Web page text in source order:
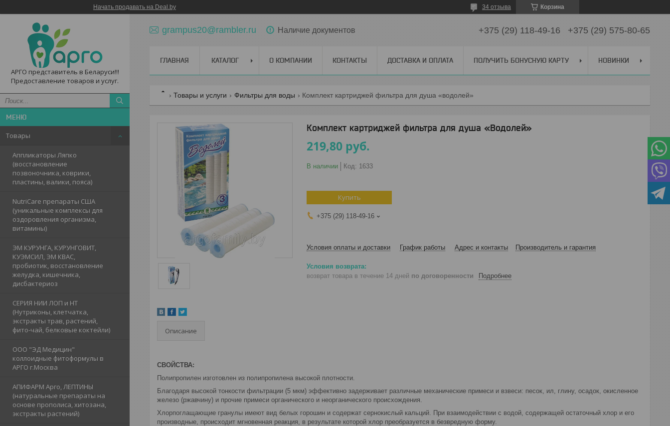
Начать продавать на Deal.by Корзина
34 отзыва
АРГО представитель в Беларуси!!!
Предоставление товаров и услуг.
Товары
Аппликаторы Ляпко
(восстановление
позвоночника, коврики,
пластины, валики, пояса)
NutriCare препараты США
(уникальные комплексы для
оздоровления организма,
витамины)
ЭМ КУРУНГА, КУРУНГОВИТ,
КУЭМСИЛ, ЭМ КВАС,
пробиотик, восстановление
желудка, кишечника,
дисбактериоз
СЕРИЯ НИИ ЛОП и НТ
(Нутриконы, клетчатка,
экстракты трав, растений,
фито-чай, белковые коктейли)
ООО "ЭД Медицин"
коллоидные фитоформулы в
АРГО г.Москва
АПИФАРМ Арго, ЛЕПТИНЫ
(натуральные препараты на
основе прополиса, хитозана,
экстракты растений)
grampus20@rambler.ru Наличие документов +375 (29) 118-49-16 +375 (29) 575-80-65
ГЛАВНАЯ КАТАЛОГ О КОМПАНИИ КОНТАКТЫ ДОСТАВКА И ОПЛАТА ПОЛУЧИТЬ БОНУСНУЮ КАРТУ НОВИНКИ
Товары и услуги Фильтры для воды Комплект картриджей фильтра для душа «водолей»
Комплект картриджей фильтра для душа «Водолей»
219,80 руб.
В наличии Код: 1633
Купить
+375 (29) 118-49-16
Условия оплаты и доставки График работы Адрес и контакты Производитель и гарантия
возврат товара в течение 14 дней по договоренности Подробнее
Описание
СВОЙСТВА:
Полипропилен изготовлен из полипропилена высокой плотности.
Благодаря высокой тонкости фильтрации (5 мкм) эффективно задерживает различные механические примеси и взвеси: песок, ил, глину, осадок, окисленное
железо (ржавчину) и прочие примеси органического и неорганического происхождения.
Хлорпоглащающие гранулы имеют вид белых горошин и содержат сернокислый кальций. При взаимодействии с водой, содержащей остаточный хлор и его
производные, происходит мгновенная реакция, в результате которой хлор преобразуется в безвредную форму.